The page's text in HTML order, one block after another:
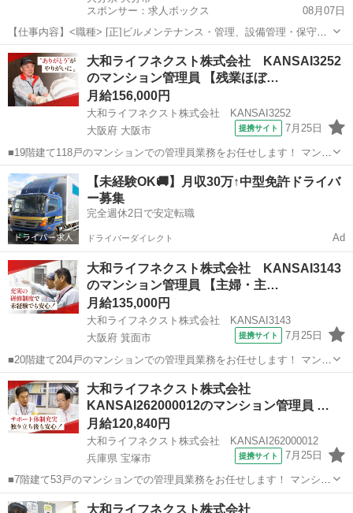
スポンサー：求人ボックス
08月07日
【仕事内容】<職種> [正]ビルメンテナンス・管理、設備管理・保守・
点検、サービスその他 <雇用形態> 正社員 <給与> [正]月給22万円～ 交
通費:一部支給 実費支給月1万円まで 試用期間有 雇用形態:正社員 期
間:3ヵ月 給...
正社員
大和ライフネクスト株式会社 KANSAI3252
のマンション管理員 【残業ほぼ…
月給156,000円
大和ライフネクスト株式会社 KANSAI3252
大阪府 大阪市
提携サイト 7月25日
■19階建て118戸のマンションでの管理員業務をお任せします！ マンシ
ョンにお住まいの方々の快適な暮らしを支える大切な仕事です。 具体
的には ・受付業務（来訪者の応対、お住まいのお客様からのお問い合
わせ・ご相談など） ・共...
大阪 大阪市 マンション管理
【未経験OK🚚】月収30万↑中型免許ドライバ
ー募集
完全週休2日で安定転職
ドライバーダイレクト Ad
大和ライフネクスト株式会社 KANSAI3143
のマンション管理員 【主婦・主…
月給135,000円
大和ライフネクスト株式会社 KANSAI3143
大阪府 箕面市
提携サイト 7月25日
■20階建て204戸のマンションでの管理員業務をお任せします！ マンシ
ョンにお住まいの方々の快適な暮らしを支える大切な仕事です。 具体
的には ・受付業務（来訪者の応対、お住まいのお客様からのお問い合
わせ・ご相談など） ・共...
大阪 箕面市 マンション管理
大和ライフネクスト株式会社
KANSAI262000012のマンション管理員 …
月給120,840円
大和ライフネクスト株式会社 KANSAI262000012
兵庫県 宝塚市
提携サイト 7月25日
■7階建て53戸のマンションでの管理員業務をお任せします！ マンショ
ンにお住まいの方々の快適な暮らしを支える大切な仕事です。 具体的
兵庫 宝塚市 マンション管理
大和ライフネクスト株式会社